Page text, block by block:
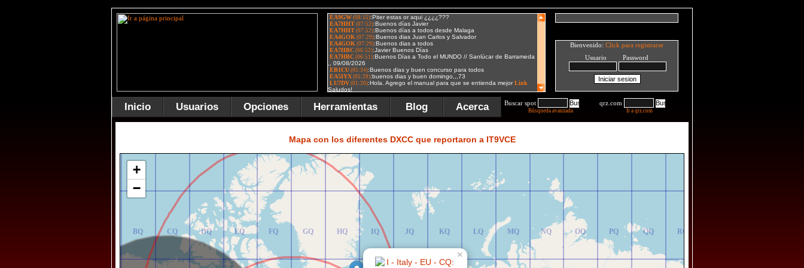
Bienvenido: Click para registrarse
Usuario Password
Inicio Usuarios Opciones Herramientas Blog Acerca Buscar spot
Búsqueda avanzada
qrz.com
Ir a qrz.com
Mapa con los diferentes DXCC que reportaron a IT9VCE
BQ
BR
CQ
CR
DQ
DR
EQ
ER
FQ
FR
GQ
GR
HQ
HR
IQ
IR
JQ
JR
KQ
KR
LQ
LR
MQ
MR
NQ
NR
OQ
OR
PQ
PR
QQ
QR
RQ
RR
×
+
−